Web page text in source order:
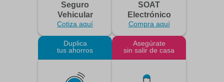
Seguro
Vehicular
Cotiza aquí
SOAT
Electrónico
Compra aquí
Duplica
tus ahorros
Asegúrate
sin salir de casa